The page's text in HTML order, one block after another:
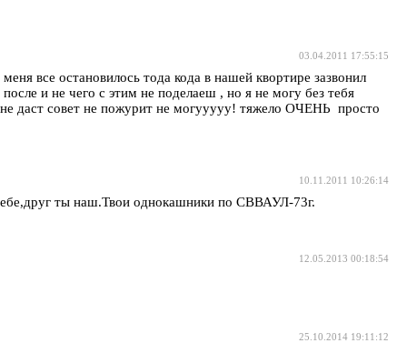
03.04.2011 17:55:15
все остановилось тода кода в нашей квортире зазвонил
и не чего с этим не поделаеш , но я не могу без тебя
даст совет не пожурит не могууууу! тяжело ОЧЕНЬ просто
10.11.2011 10:26:14
ты наш.Твои однокашники по СВВАУЛ-73г.
12.05.2013 00:18:54
25.10.2014 19:11:12